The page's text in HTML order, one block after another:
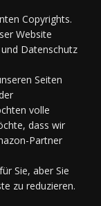
Copyrights.
Website
Datenschutz
Seiten
volle
dass wir
Partner
Sie, aber Sie
zu reduzieren.